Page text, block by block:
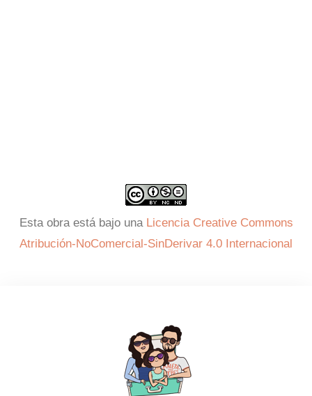
Esta obra está bajo una Licencia Creative Commons
Atribución-NoComercial-SinDerivar 4.0 Internacional